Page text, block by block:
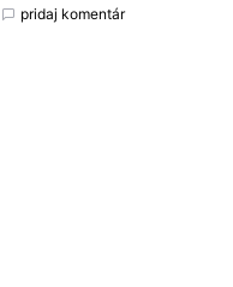
pridaj komentár